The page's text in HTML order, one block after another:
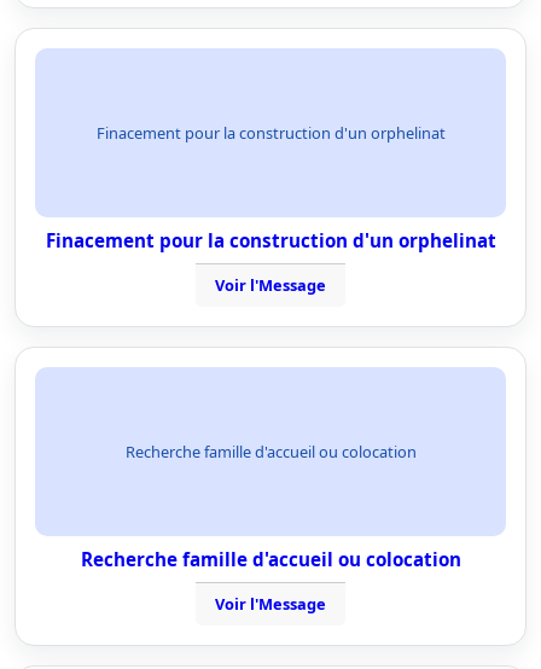
Finacement pour la construction d'un orphelinat
Finacement pour la construction d'un orphelinat
Voir l'Message
Recherche famille d'accueil ou colocation
Recherche famille d'accueil ou colocation
Voir l'Message